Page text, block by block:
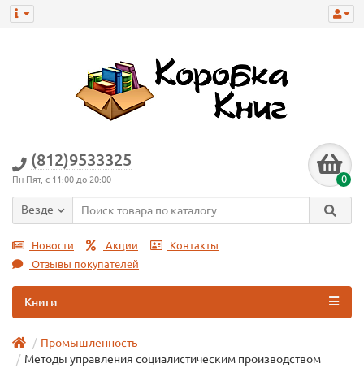
(812)9533325
Пн-Пят, с 11:00 до 20:00 0
Везде
Новости Акции
Контакты
Отзывы покупателей
Книги
Промышленность
Методы управления социалистическим производством